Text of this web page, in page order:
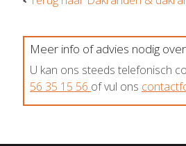
Meer info of advies nodig
U kan ons steeds telefonisch
56 35 15 56 of vul ons